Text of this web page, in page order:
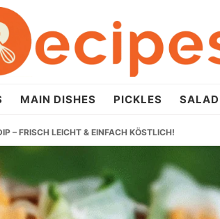
MAIN DISHES PICKLES
– FRISCH LEICHT & EINFACH KÖSTLICH!